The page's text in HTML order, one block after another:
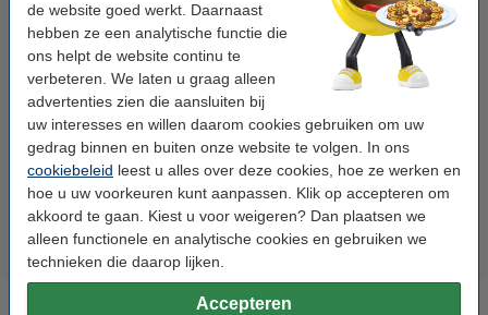
de website goed werkt. Daarnaast
hebben ze een analytische functie die
ons helpt de website continu te
verbeteren. We laten u graag alleen
advertenties zien die aansluiten bij
uw interesses en willen daarom cookies gebruiken om uw
gedrag binnen en buiten onze website te volgen. In ons
cookiebeleid leest u alles over deze cookies, hoe ze werken en
hoe u uw voorkeuren kunt aanpassen. Klik op accepteren om
akkoord te gaan. Kiest u voor weigeren? Dan plaatsen we
alleen functionele en analytische cookies en gebruiken we
technieken die daarop lijken.
Accepteren
123inkt kopieerpapier 1 pak van
500 vellen A4 - 80 g/m²
€ 7,25 Incl. 21% btw
123inkt kopieerpapier 1 doos
van 2500 vellen A4 - 80 g/m²
€ 33,50 Incl. 21% btw